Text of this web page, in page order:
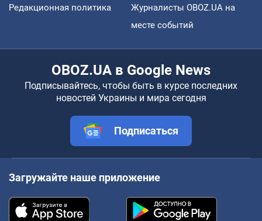
Редакционная политика
Журналисты OBOZ.UA на
месте событий
OBOZ.UA в Google News
Подписывайтесь, чтобы быть в курсе последних
новостей Украины и мира сегодня
Подписаться
Загружайте наше приложение